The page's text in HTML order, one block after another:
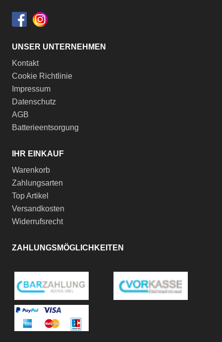
UNSER UNTERNEHMEN
Kontakt
Cookie Richtlinie
Impressum
Datenschutz
AGB
Batterieentsorgung
IHR EINKAUF
Warenkorb
Zahlungsarten
Top Artikel
Versandkosten
Widerrufsrecht
ZAHLUNGSMÖGLICHKEITEN